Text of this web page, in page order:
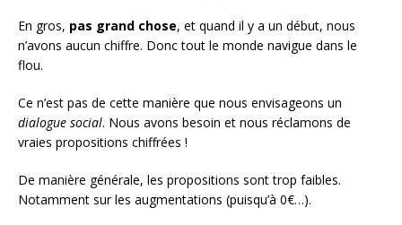
En gros, pas grand chose, et quand il y a un début, nous
n’avons aucun chiffre. Donc tout le monde navigue dans le
flou.
Ce n’est pas de cette manière que nous envisageons un
dialogue social. Nous avons besoin et nous réclamons de
vraies propositions chiffrées !
De manière générale, les propositions sont trop faibles.
Notamment sur les augmentations (puisqu’à 0€…).